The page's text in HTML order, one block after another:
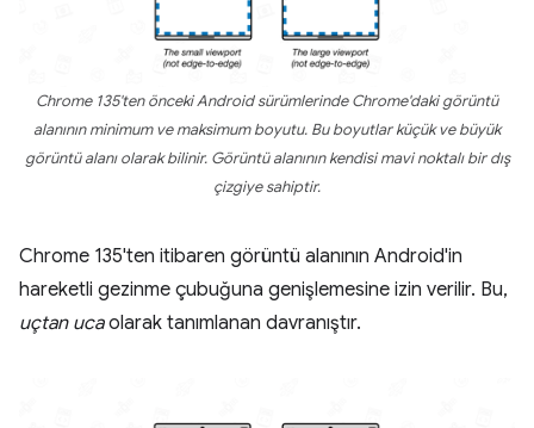
Chrome 135'ten önceki Android sürümlerinde Chrome'daki görüntü
alanının minimum ve maksimum boyutu. Bu boyutlar küçük ve büyük
görüntü alanı olarak bilinir. Görüntü alanının kendisi mavi noktalı bir dış
çizgiye sahiptir.
Chrome 135'ten itibaren görüntü alanının Android'in
hareketli gezinme çubuğuna genişlemesine izin verilir. Bu,
uçtan ucaolarak tanımlanan davranıştır.